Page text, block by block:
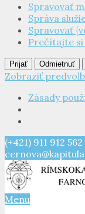
Spravovať
Správa
Spravovať
Prečítajte si
Prijať Odmietnuť
Zobraziť
Zásady
(+421) 911 912 562
Menu